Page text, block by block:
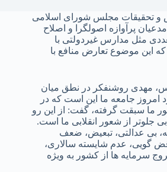
تحقیقات مجلس شورای اسلامی
پرآوازه اصولگرا و اصلاح
مثل مدارس غیردولتی با
این موضوع تعارض منافع با
مهدی روشنفکر در نطق میان
امروز جامعه ما این است که در
ما سبقت گرفته، گفت: از این رو
جلوتر از شعور انقلابی ما است.
بی عدالتی، تبعیض، ضعف
گویی، عدم شایسته سالاری،
سرمایه ها از کشور به ویژه